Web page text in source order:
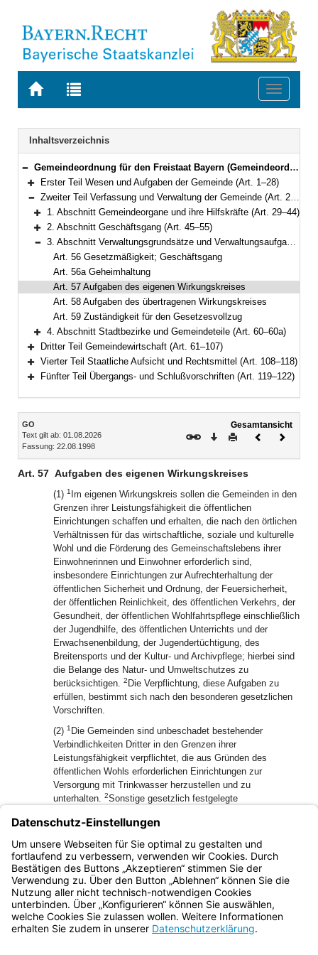
Zur
BAYERN.RECHT
Zur
letzten
Suche
Toggle
Navigation
Inhaltsverzeichnis
Bereich reduzieren
Gemeindeordnung für den Freistaat Bayern (Gemeindeordnung – GO) in der Fassung der Bekanntmachung vom 22. August 1998 (GVBl. S. 796) BayRS 2020-1-1-I (Art. 1–122)
Bereich erweitern
Erster Teil Wesen und Aufgaben der Gemeinde (Art. 1–28)
Bereich reduzieren
Zweiter Teil Verfassung und Verwaltung der Gemeinde (Art. 29–60a)
Bereich erweitern
1. Abschnitt Gemeindeorgane und ihre Hilfskräfte (Art. 29–44)
Bereich erweitern
2. Abschnitt Geschäftsgang (Art. 45–55)
Bereich reduzieren
3. Abschnitt Verwaltungsgrundsätze und Verwaltungsaufgaben (Art. 56–59)
Art. 56 Gesetzmäßigkeit; Geschäftsgang
Art. 56a Geheimhaltung
Art. 57 Aufgaben des eigenen Wirkungskreises
Art. 58 Aufgaben des übertragenen Wirkungskreises
Art. 59 Zuständigkeit für den Gesetzesvollzug
Bereich erweitern
4. Abschnitt Stadtbezirke und Gemeindeteile (Art. 60–60a)
Bereich erweitern
Dritter Teil Gemeindewirtschaft (Art. 61–107)
Bereich erweitern
Vierter Teil Staatliche Aufsicht und Rechtsmittel (Art. 108–118)
Fünfter Teil Übergangs- und Schlußvorschriften (Art. 119–122)
Inhalt
GO
Text gilt ab: 01.08.2026
Fassung: 22.08.1998
Gesamtansicht
Download
DruckenVorheriges
Art. 57 Aufgaben des eigenen Wirkungskreises
(1) 1 Im eigenen Wirkungskreis sollen die Gemeinden in den
Grenzen ihrer Leistungsfähigkeit die öffentlichen
Einrichtungen schaffen und erhalten, die nach den örtlichen
Verhältnissen für das wirtschaftliche, soziale und kulturelle
Wohl und die Förderung des Gemeinschaftslebens ihrer
Einwohnerinnen und Einwohner erforderlich sind,
insbesondere Einrichtungen zur Aufrechterhaltung der
öffentlichen Sicherheit und Ordnung, der Feuersicherheit,
der öffentlichen Reinlichkeit, des öffentlichen Verkehrs, der
Gesundheit, der öffentlichen Wohlfahrtspflege einschließlich
der Jugendhilfe, des öffentlichen Unterrichts und der
Erwachsenenbildung, der Jugendertüchtigung, des
Breitensports und der Kultur- und Archivpflege; hierbei sind
die Belange des Natur- und Umweltschutzes zu
berücksichtigen. 2 Die Verpflichtung, diese Aufgaben zu
erfüllen, bestimmt sich nach den besonderen gesetzlichen
Vorschriften.
(2) 1 Die Gemeinden sind unbeschadet bestehender
Verbindlichkeiten Dritter in den Grenzen ihrer
Leistungsfähigkeit verpflichtet, die aus Gründen des
öffentlichen Wohls erforderlichen Einrichtungen zur
Versorgung mit Trinkwasser herzustellen und zu
unterhalten. 2Sonstige gesetzlich festgelegte
(3) Übersteigt eine Pflichtaufgabe die Leistungsfähigkeit
einer Gemeinde, so ist die Aufgabe in kommunaler
Zusammenarbeit zu erfüllen.
Bayern.de
BayernPortal